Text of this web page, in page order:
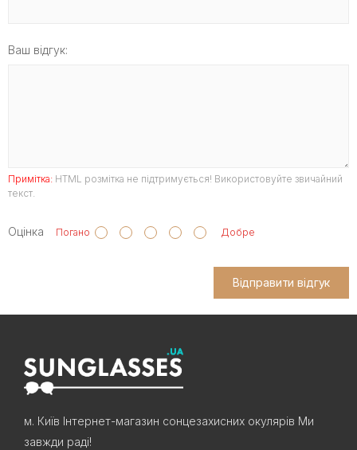
Ваш відгук:
Примітка: HTML розмітка не підтримується! Використовуйте звичайний
текст.
Оцінка Погано Добре
Відправити відгук
м. Київ Інтернет-магазин сонцезахисних окулярів Ми
завжди раді!